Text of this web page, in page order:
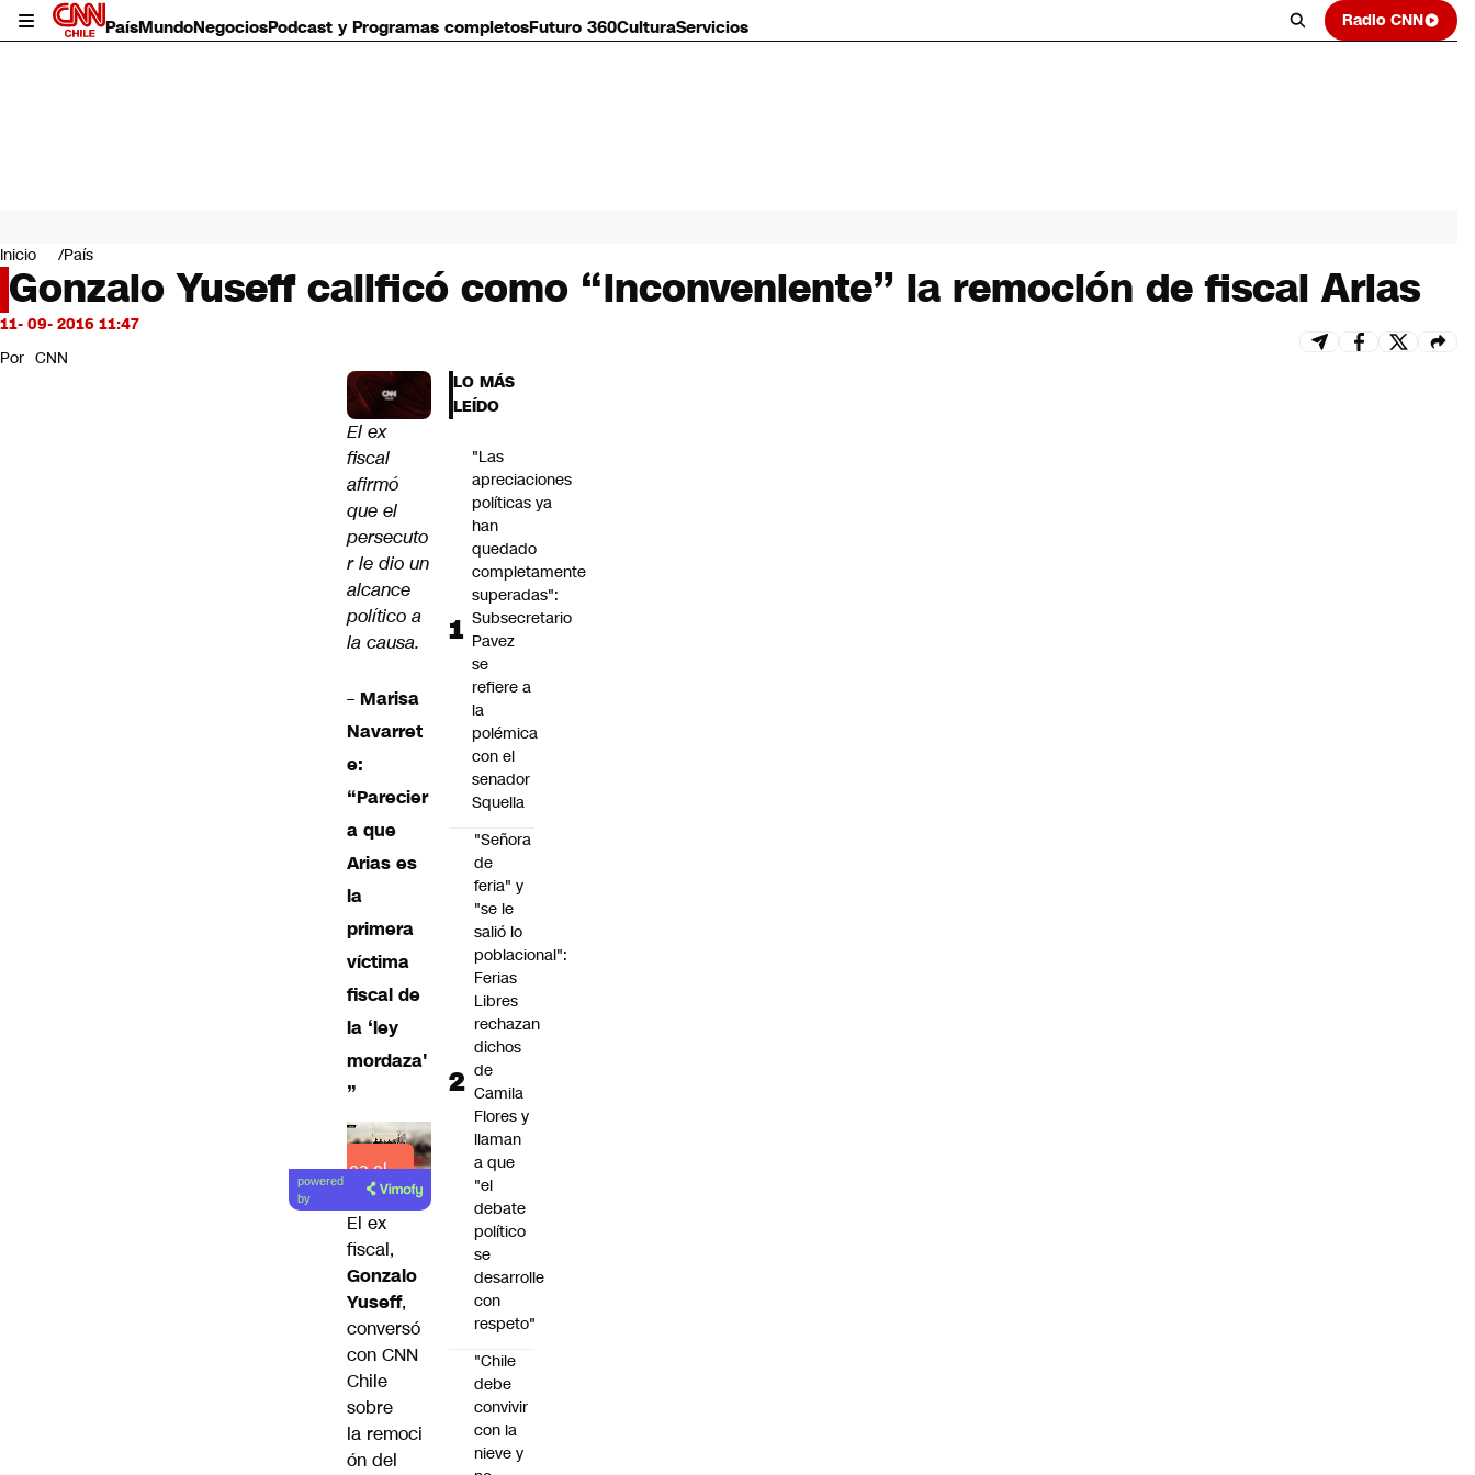
PaísMundoNegociosPodcast y Programas completosFuturo 360CulturaServicios Radio CNN
Mundo
Negocios
Deportes
Programas completos
Servicios
Inicio País
Gonzalo Yuseff calificó como “inconveniente” la remoción de fiscal Arias
11- 09- 2016 11:47
Por CNN
El ex
fiscal
afirmó
que el
persecuto
r le dio un
alcance
político a
la causa.
– Marisa
Navarret
e:
“Parecier
a que
Arias es
la
primera
víctima
fiscal de
la ‘ley
mordaza'
”
Lea el
artículo
powered
by
El ex
fiscal,
Gonzalo
Yuseff,
conversó
con CNN
Chile
sobre
la remoci
ón del
LO MÁS
LEÍDO
"Las
apreciaciones
políticas ya
han
quedado
completamente
superadas":
Subsecretario
Pavez
se
refiere a
la
polémica
con el
senador
Squella
"Señora
de
feria" y
"se le
salió lo
poblacional":
Ferias
Libres
rechazan
dichos
de
Camila
Flores y
llaman
a que
"el
debate
político
se
desarrolle
con
respeto"
"Chile
debe
convivir
con la
nieve y